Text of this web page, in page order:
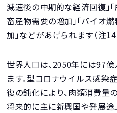
減速後の中期的な経済回復」
畜産物需要の増加」「バイオ
加」などがあげられます（注14
世界人口は、2050年には97
ます。型コロナウイルス感染
復の鈍化により、肉類消費量
将来的に主に新興国や発展